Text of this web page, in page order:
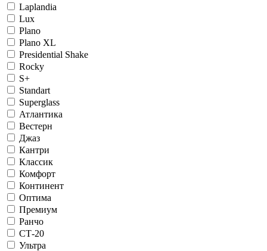
Laplandia
Lux
Plano
Plano XL
Presidential Shake
Rocky
S+
Standart
Superglass
Атлантика
Вестерн
Джаз
Кантри
Классик
Комфорт
Континент
Оптима
Премиум
Ранчо
СТ-20
Ультра